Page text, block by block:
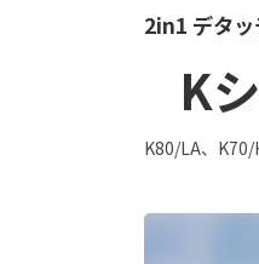
2in1 デタ
K
K80/LA、